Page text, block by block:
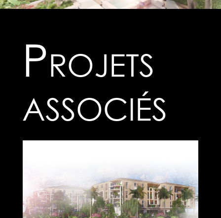
Projets
associés